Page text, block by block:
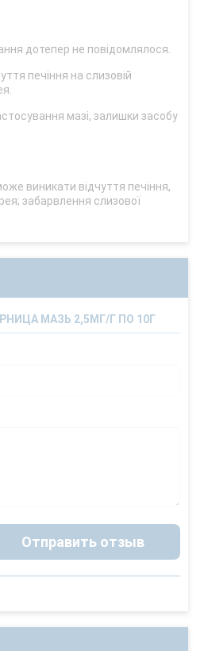
дотепер не повідомлялося.
печіння на слизовій
мазі, залишки засобу
виникати відчуття печіння,
забарвлення слизової
МАЗЬ 2,5МГ/Г ПО 10Г
Отправить отзыв